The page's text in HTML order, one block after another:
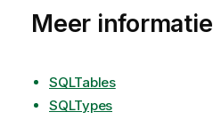
t
Meer informatie
SQLTables
SQLTypes